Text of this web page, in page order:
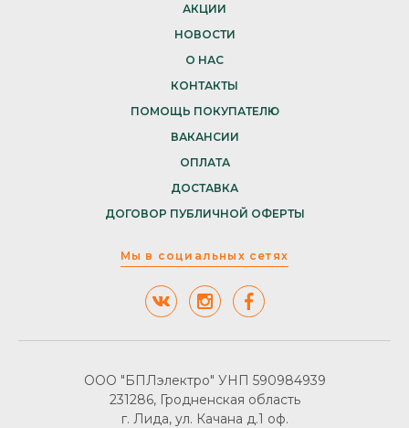
АКЦИИ
НОВОСТИ
О НАС
КОНТАКТЫ
ПОМОЩЬ ПОКУПАТЕЛЮ
ВАКАНСИИ
ОПЛАТА
ДОСТАВКА
ДОГОВОР ПУБЛИЧНОЙ ОФЕРТЫ
Мы в социальных сетях
ООО "БПЛэлектро" УНП 590984939
231286, Гродненская область
г. Лида, ул. Качана д.1 оф.